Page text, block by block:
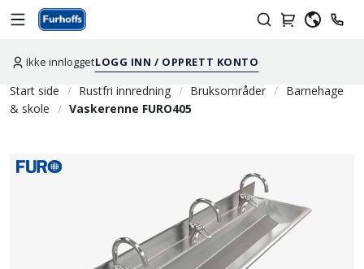
Ikke innloggetLOGG INN / OPPRETT KONTO
Start side Rustfri innredning Bruksområder
Barnehage
& skole
Vaskerenne FURO405